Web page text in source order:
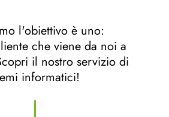
l'obiettivo è uno:
che viene da noi a
il nostro servizio di
informatici!